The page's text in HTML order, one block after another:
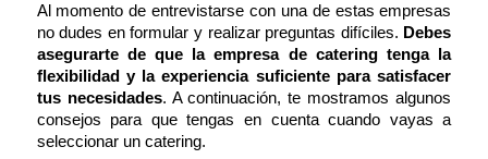
Al momento de entrevistarse con una de estas empresas
no dudes en formular y realizar preguntas difíciles. Debes
asegurarte de que la empresa de catering tenga la
flexibilidad y la experiencia suficiente para satisfacer
tus necesidades. A continuación, te mostramos algunos
consejos para que tengas en cuenta cuando vayas a
seleccionar un catering.